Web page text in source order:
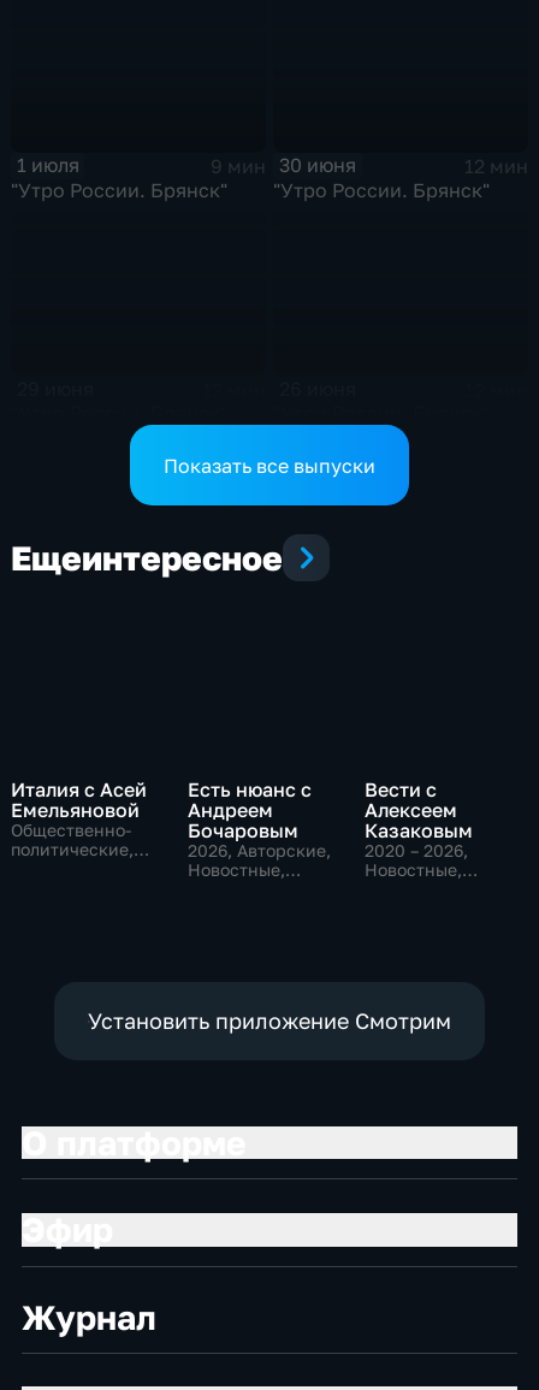
1 июля
9 мин
"Утро России. Брянск"
30 июня
12 мин
"Утро России. Брянск"
Показать все выпуски
Ещеинтересное
Италия с Асей
Емельяновой
Общественно-
политические,
Есть нюанс с
Андреем
Бочаровым
2026, Авторские,
Новостные,
Вести с
Алексеем
Казаковым
2020 – 2026,
Новостные,
Установить приложение Смотрим
Журнал